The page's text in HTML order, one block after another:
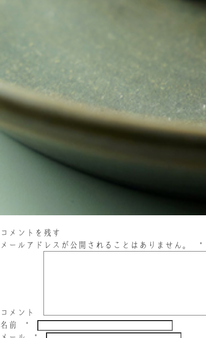
コメントを残す
メールアドレスが公開されることはありません。
*
コメント
名前 *